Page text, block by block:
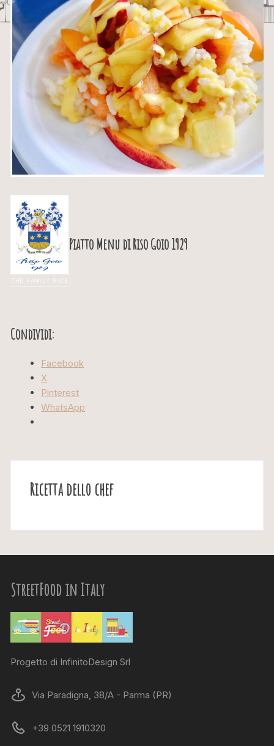
Piatto Menu diRiso Goio 1929
Condividi:
Facebook
X
Pinterest
WhatsApp
Ricetta dello chef
StreetFood in Italy
Progetto di InfinitoDesign Srl
Via Paradigna, 38/A - Parma (PR)
+39 0521 1910320